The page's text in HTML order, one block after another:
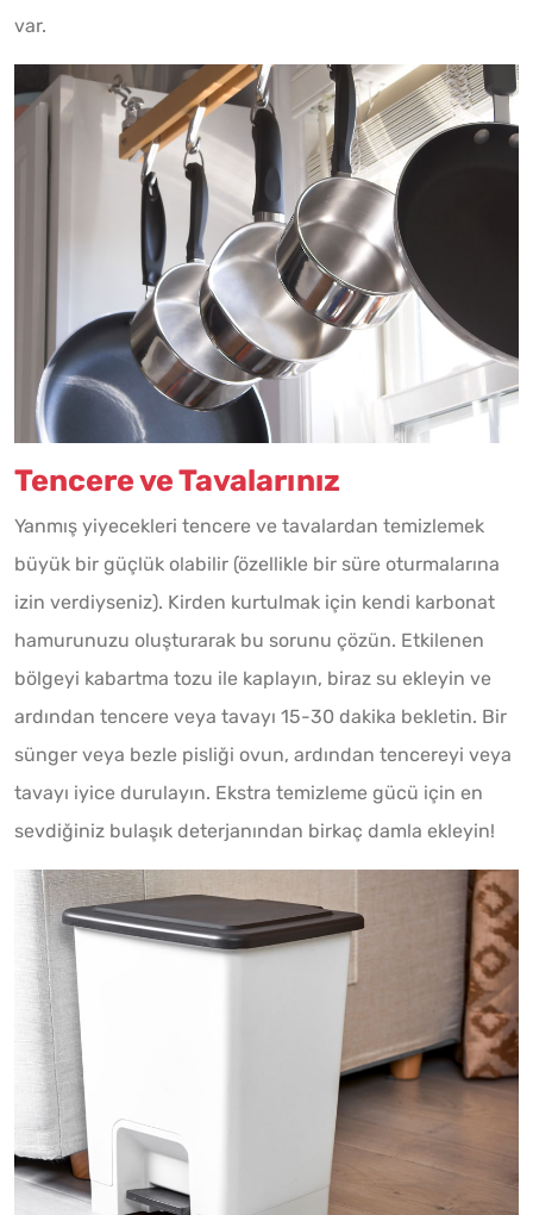
var.
Tencere ve Tavalarınız
Yanmış yiyecekleri tencere ve tavalardan temizlemek
büyük bir güçlük olabilir (özellikle bir süre oturmalarına
izin verdiyseniz). Kirden kurtulmak için kendi karbonat
hamurunuzu oluşturarak bu sorunu çözün. Etkilenen
bölgeyi kabartma tozu ile kaplayın, biraz su ekleyin ve
ardından tencere veya tavayı 15-30 dakika bekletin. Bir
sünger veya bezle pisliği ovun, ardından tencereyi veya
tavayı iyice durulayın. Ekstra temizleme gücü için en
sevdiğiniz bulaşık deterjanından birkaç damla ekleyin!